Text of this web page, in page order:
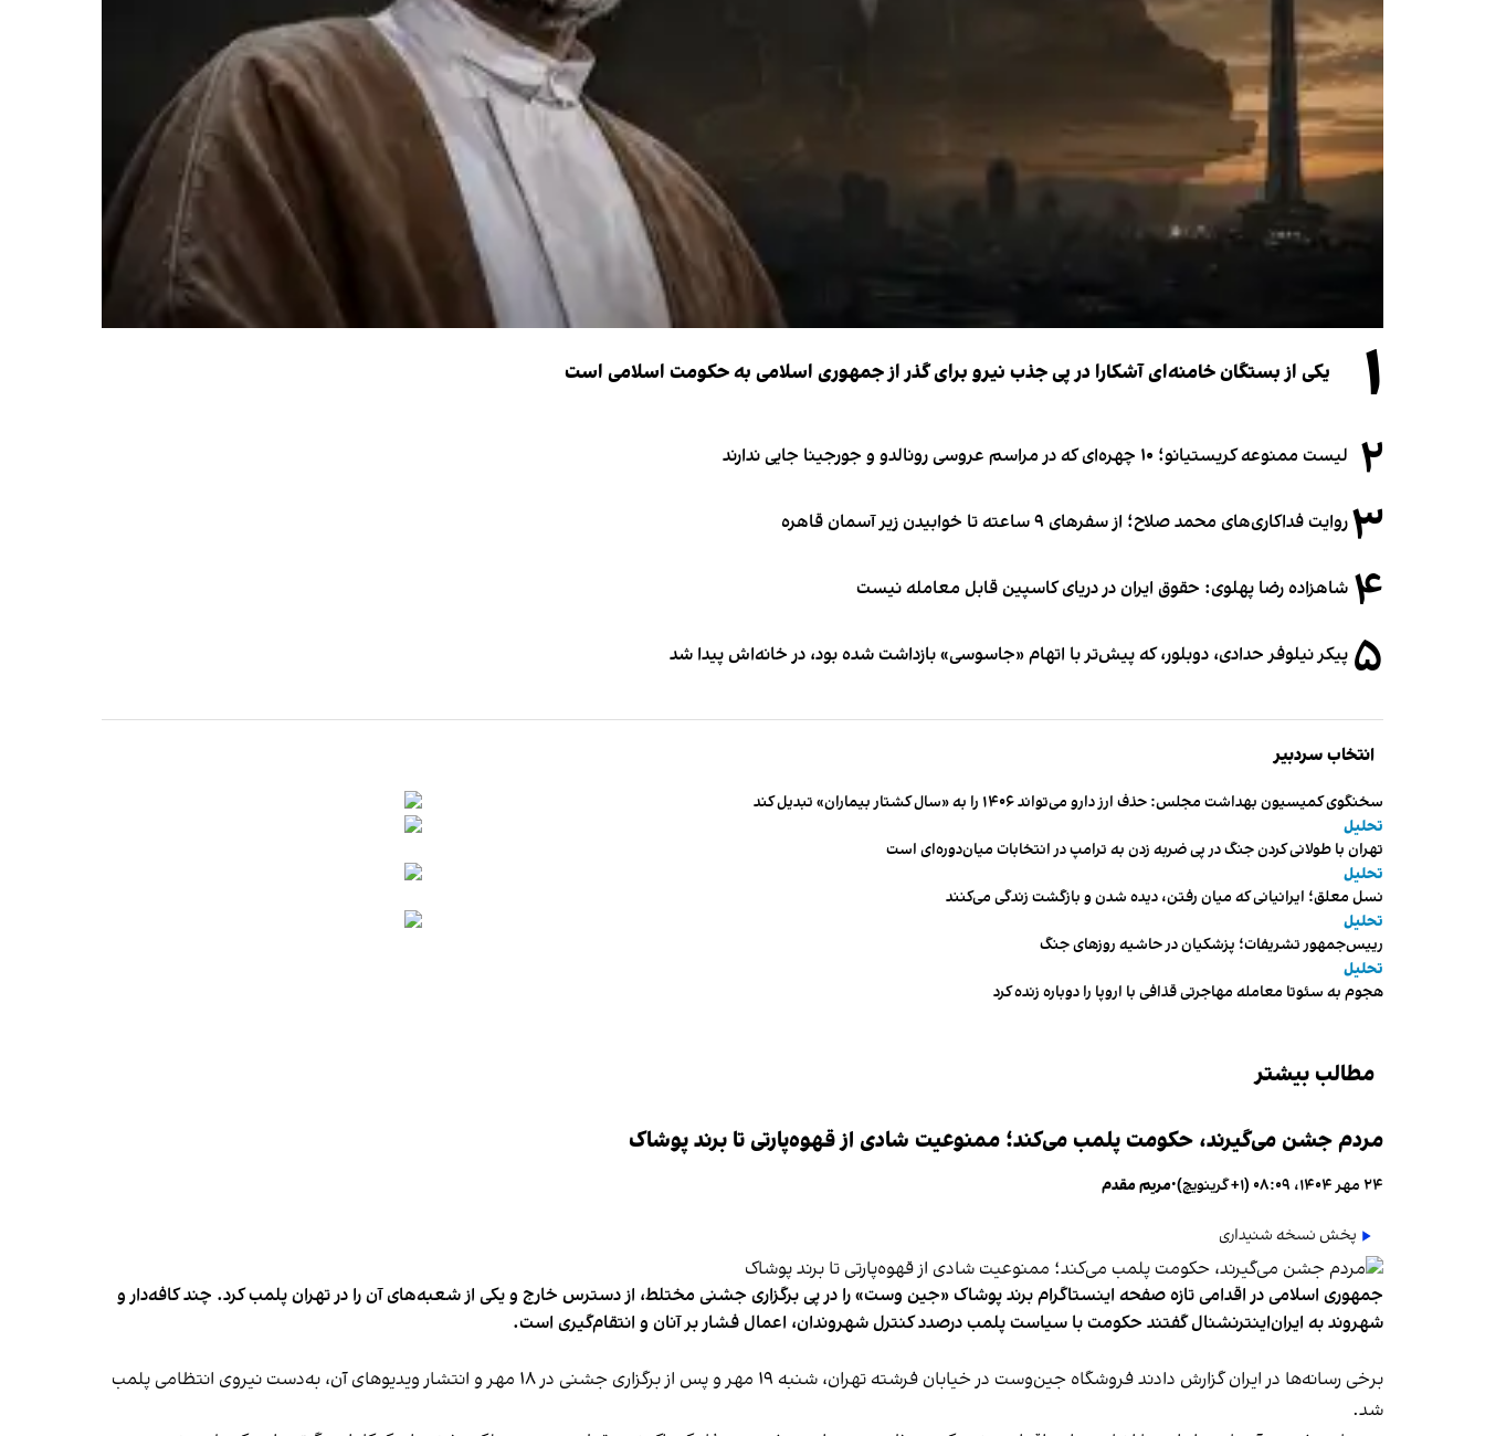
۱ یکی از بستگان خامنه‌ای آشکارا در پی جذب نیرو برای گذر از جمهوری اسلامی به حکومت اسلامی است
۲ لیست ممنوعه کریستیانو؛ ۱۰ چهره‌ای که در مراسم عروسی رونالدو و جورجینا جایی ندارند
۳روایت فداکاری‌های محمد صلاح؛ از سفرهای ۹ ساعته تا خوابیدن زیر آسمان قاهره
۴ شاهزاده رضا پهلوی: حقوق ایران در دریای کاسپین قابل معامله نیست
۵ پیکر نیلوفر حدادی، دوبلور، که پیش‌تر با اتهام «جاسوسی» بازداشت شده بود، در خانه‌اش پیدا شد
انتخاب سردبیر
سخنگوی کمیسیون بهداشت مجلس: حذف ارز دارو می‌تواند ۱۴۰۶ را به «سال کشتار بیماران» تبدیل کند
تحلیل
تهران با طولانی کردن جنگ در پی ضربه زدن به ترامپ در انتخابات میان‌دوره‌ای است
تحلیل
نسل معلق؛ ایرانیانی که میان رفتن، دیده شدن و بازگشت زندگی می‌کنند
تحلیل
رییس‌جمهور تشریفات؛ پزشکیان در حاشیه روزهای جنگ
تحلیل
هجوم به سئوتا معامله مهاجرتی قذافی با اروپا را دوباره زنده کرد
مطالب بیشتر
مردم جشن می‌گیرند، حکومت پلمب می‌کند؛ ممنوعیت شادی از قهوه‌پارتی تا برند پوشاک
۲۴ مهر ۱۴۰۴، ۰۸:۰۹ (‎+۱ گرینویچ) •مریم مقدم
پخش نسخه شنیداری
جمهوری اسلامی در اقدامی تازه صفحه اینستاگرام برند پوشاک «جین وست» را در پی برگزاری جشنی مختلط، از دسترس خارج و یکی از شعبه‌های آن را در تهران پلمب کرد. چند کافه‌‌دار و
شهروند به ایران‌اینترنشنال گفتند حکومت با سیاست پلمب درصدد کنترل شهروندان، اعمال فشار بر آنان و انتقام‌گیری است.
برخی رسانه‌ها در ایران گزارش دادند فروشگاه جین‌وست در خیابان فرشته تهران، شنبه ۱۹ مهر و پس از برگزاری جشنی در ۱۸ مهر و انتشار ویدیوهای آن، به‌دست نیروی انتظامی پلمب
شد.